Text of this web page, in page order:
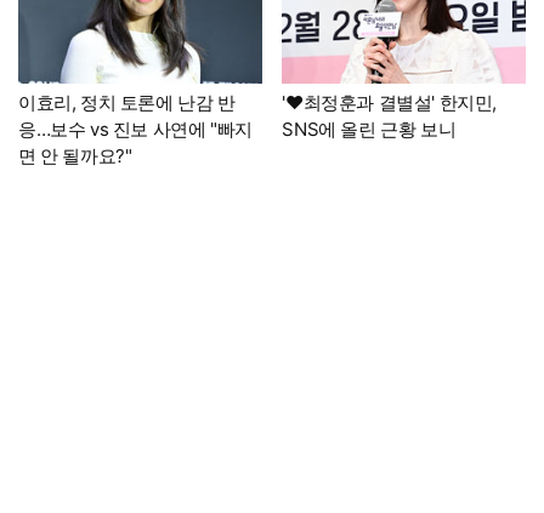
이효리, 정치 토론에 난감 반
응…보수 vs 진보 사연에 "빠지
면 안 될까요?"
'♥최정훈과 결별설' 한지민,
SNS에 올린 근황 보니